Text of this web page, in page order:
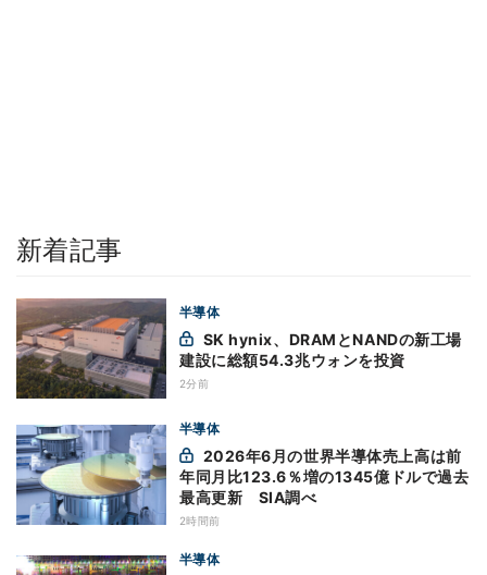
新着記事
半導体
建設に総額54.3兆ウォンを投資
2分前
半導体
年同月比123.6％増の1345億ドルで過去
最高更新 SIA調べ
2時間前
半導体